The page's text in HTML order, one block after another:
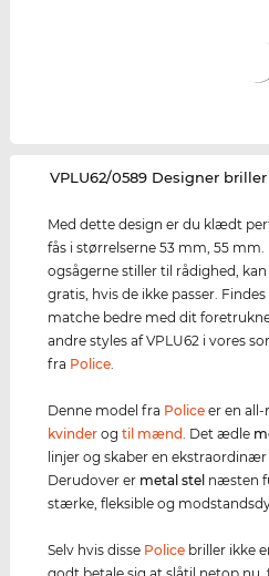
‌VPLU62/0589 Designer briller
Med dette design er du klædt
fås i størrelserne 53 mm, 55
ogsågerne stiller til rådighed,
gratis, hvis de ikke passer.
matche bedre med dit
andre styles af VPLU62 i vores
fra Police
Denne model fra Police er en all-
kvinder ogtil mænd . Det ædle
linjer og skaber en
Derudover er metal stel næsten
stærke, fleksible og
Selv hvis disse Police briller ikke